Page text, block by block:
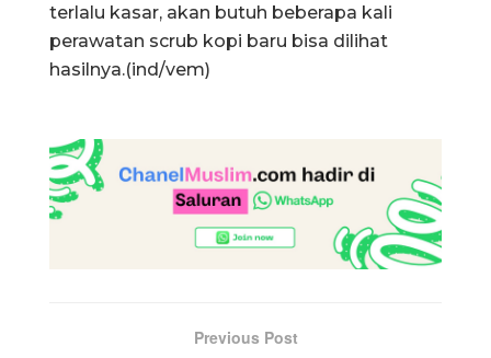
terlalu kasar, akan butuh beberapa kali
perawatan scrub kopi baru bisa dilihat
hasilnya.(ind/vem)
Previous Post